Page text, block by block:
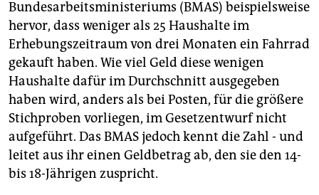
Bundesarbeitsministeriums (BMAS) beispielsweise
hervor, dass weniger als 25 Haushalte im
Erhebungszeitraum von drei Monaten ein Fahrrad
gekauft haben. Wie viel Geld diese wenigen
Haushalte dafür im Durchschnitt ausgegeben
haben wird, anders als bei Posten, für die größere
Stichproben vorliegen, im Gesetzentwurf nicht
aufgeführt. Das BMAS jedoch kennt die Zahl - und
leitet aus ihr einen Geldbetrag ab, den sie den 14-
bis 18-Jährigen zuspricht.